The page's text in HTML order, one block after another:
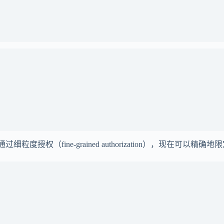
细粒度授权（fine-grained authorization），现在可以精确地限